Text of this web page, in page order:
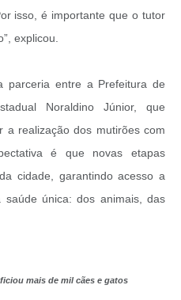
isso, é importante que o tutor
explicou.
parceria entre a Prefeitura de
Noraldino Júnior, que
a realização dos mutirões com
é que novas etapas
cidade, garantindo acesso a
única: dos animais, das
mais de mil cães e gatos